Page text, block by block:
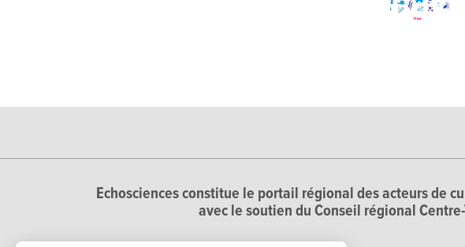
Echosciences constitue le portail régional des acteurs de
avec le soutien du Conseil régional